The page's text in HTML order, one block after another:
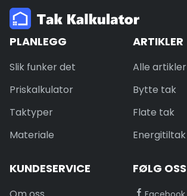
PLANLEGG
Slik funker det
Priskalkulator
Taktyper
Materiale
ARTIKLER
Alle artikler
Bytte tak
Flate tak
Energitiltak
KUNDESERVICE FØLG OSS